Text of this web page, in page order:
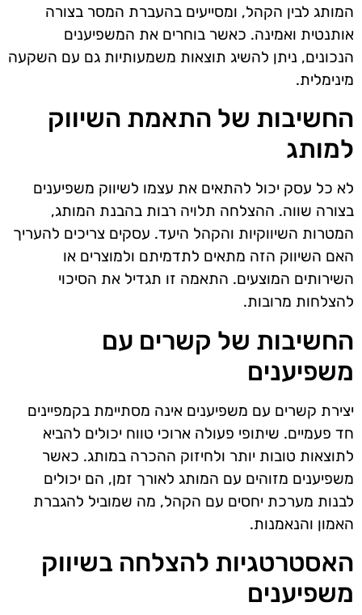
המותג לבין הקהל, ומסייעים בהעברת המסר בצורה
אותנטית ואמינה. כאשר בוחרים את המשפיענים
הנכונים, ניתן להשיג תוצאות משמעותיות גם עם השקעה
מינימלית.
החשיבות של התאמת השיווק
למותג
לא כל עסק יכול להתאים את עצמו לשיווק משפיענים
בצורה שווה. ההצלחה תלויה רבות בהבנת המותג,
המטרות השיווקיות והקהל היעד. עסקים צריכים להעריך
האם השיווק הזה מתאים לתדמיתם ולמוצרים או
השירותים המוצעים. התאמה זו תגדיל את הסיכוי
להצלחות מרובות.
החשיבות של קשרים עם
משפיענים
יצירת קשרים עם משפיענים אינה מסתיימת בקמפיינים
חד פעמיים. שיתופי פעולה ארוכי טווח יכולים להביא
לתוצאות טובות יותר ולחיזוק ההכרה במותג. כאשר
משפיענים מזוהים עם המותג לאורך זמן, הם יכולים
לבנות מערכת יחסים עם הקהל, מה שמוביל להגברת
האמון והנאמנות.
האסטרטגיות להצלחה בשיווק
משפיענים